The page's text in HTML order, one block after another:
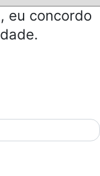
eu concordo